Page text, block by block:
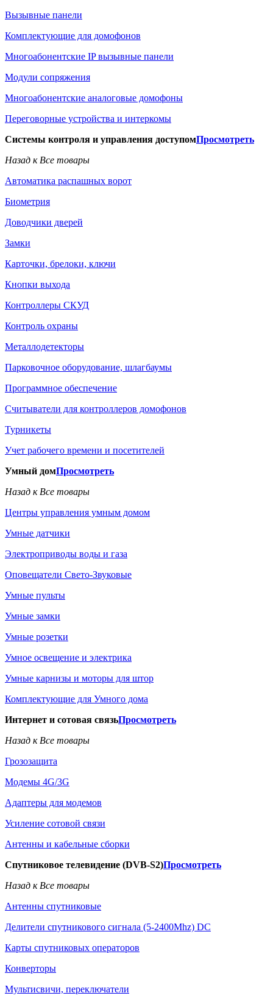
Вызывные панели
Комплектующие для домофонов
Многоабонентские IP вызывные панели
Модули сопряжения
Многоабонентские аналоговые домофоны
Переговорные устройства и интеркомы
Системы контроля и управления доступомПросмотреть
Назад к Все товары
Автоматика распашных ворот
Биометрия
Доводчики дверей
Замки
Карточки, брелоки, ключи
Кнопки выхода
Контроллеры СКУД
Контроль охраны
Металлодетекторы
Парковочное оборудование, шлагбаумы
Программное обеспечение
Считыватели для контроллеров домофонов
Турникеты
Учет рабочего времени и посетителей
Умный домПросмотреть
Назад к Все товары
Центры управления умным домом
Умные датчики
Электроприводы воды и газа
Оповещатели Свето-Звуковые
Умные пульты
Умные замки
Умные розетки
Умное освещение и электрика
Умные карнизы и моторы для штор
Комплектующие для Умного дома
Интернет и сотовая связьПросмотреть
Назад к Все товары
Грозозащита
Модемы 4G/3G
Адаптеры для модемов
Усиление сотовой связи
Антенны и кабельные сборки
Спутниковое телевидение (DVB-S2)Просмотреть
Назад к Все товары
Антенны спутниковые
Делители спутникового сигнала (5-2400Mhz) DC
Карты спутниковых операторов
Конверторы
Мультисвичи, переключатели